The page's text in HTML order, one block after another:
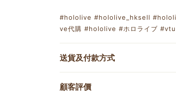
#hololive #hololive_hksell
ve代購 #hololive #ホロライブ
送貨及付款方式
顧客評價